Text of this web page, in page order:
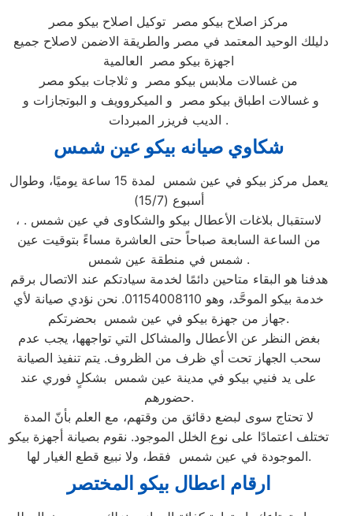
مركز اصلاح بيكو مصر توكيل اصلاح بيكو مصر
اجهزة بيكو مصر العالمية
من غسالات ملابس بيكو مصر و ثلاجات بيكو مصر
الديب فريزر المبردات .
شكاوي صيانه بيكو عين شمس
يعمل مركز بيكو في عين شمس لمدة 15 ساعة يوميًا، وطوال
أسبوع (15/7)
، لاستقبال بلاغات الأعطال بيكو والشكاوى في عين شمس .
من الساعة السابعة صباحاً حتى العاشرة مساءً بتوقيت عين
شمس في منطقة عين شمس .
هدفنا هو البقاء متاحين دائمًا لخدمة سيادتكم عند الاتصال برقم
خدمة بيكو الموحَّد، وهو 01154008110. نحن نؤدي صيانة لأي
جهاز من جهزة بيكو في عين شمس بحضرتكم.
بغض النظر عن الأعطال والمشاكل التي تواجهها، يجب عدم
سحب الجهاز تحت أي ظرف من الظروف. يتم تنفيذ الصيانة
على يد فنيي بيكو في مدينة عين شمس بشكلٍ فوري عند
حضورهم.
لا تحتاج سوى لبضع دقائق من وقتهم، مع العلم بأنّ المدة
تختلف اعتمادًا على نوع الخلل الموجود. نقوم بصيانة أجهزة بيكو
الموجودة في عين شمس فقط، ولا نبيع قطع الغيار لها.
ارقام اعطال بيكو المختصر